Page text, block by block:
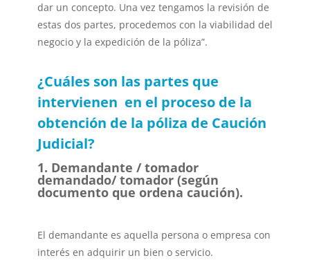
dar un concepto. Una vez tengamos la revisión de
estas dos partes, procedemos con la viabilidad del
negocio y la expedición de la póliza”.
¿Cuáles son las partes que
intervienen en el proceso de la
obtención de la póliza de Caución
Judicial?
1. Demandante / tomador
demandado/ tomador (según
documento que ordena caución).
El demandante es aquella persona o empresa con
interés en adquirir un bien o servicio.